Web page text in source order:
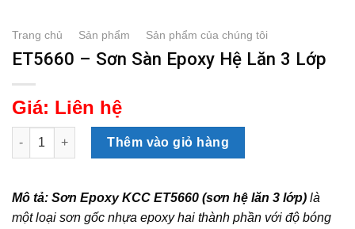
Trang chủ Sản phẩm Sản phẩm của chúng tôi
ET5660 – Sơn Sàn Epoxy Hệ Lăn 3 Lớp
Giá: Liên hệ
ET5660 - Sơn Sàn Epoxy Hệ Lăn 3 Lớp số lượng
Thêm vào giỏ hàng
Mô tả: Sơn Epoxy KCC ET5660 (sơn hệ lăn 3 lớp) là
một loại sơn gốc nhựa epoxy hai thành phần với độ bóng